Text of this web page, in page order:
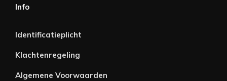
Info
Identificatieplicht
Klachtenregeling
Algemene Voorwaarden